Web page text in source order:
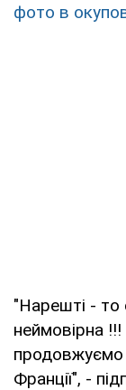
фото в
"Нарешті - то
неймовірна
продовжуємо
Франції", -